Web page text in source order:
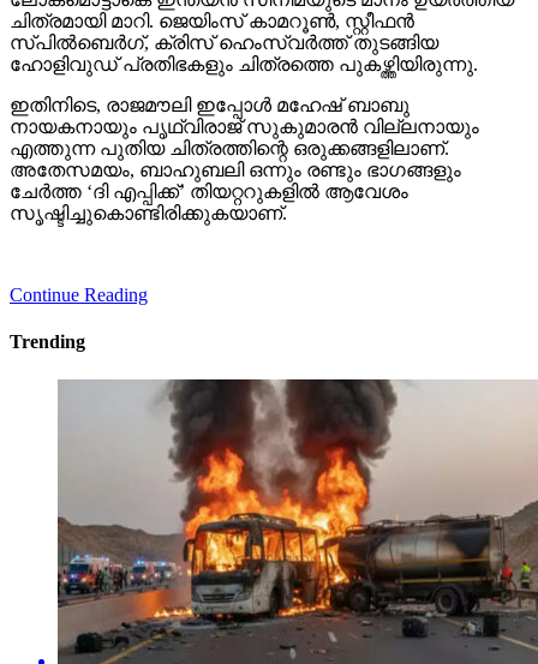
ചിത്രമായി മാറി. ജെയിംസ് കാമറൂണ്‍, സ്റ്റീഫന്‍
സ്പില്‍ബെര്‍ഗ്, ക്രിസ് ഹെംസ്വര്‍ത്ത് തുടങ്ങിയ
ഹോളിവുഡ് പ്രതിഭകളും ചിത്രത്തെ പുകഴ്ത്തിയിരുന്നു.
ഇതിനിടെ, രാജമൗലി ഇപ്പോള്‍ മഹേഷ് ബാബു
നായകനായും പൃഥ്വിരാജ് സുകുമാരന്‍ വില്ലനായും
എത്തുന്ന പുതിയ ചിത്രത്തിന്റെ ഒരുക്കങ്ങളിലാണ്.
അതേസമയം, ബാഹുബലി ഒന്നും രണ്ടും ഭാഗങ്ങളും
ചേര്‍ത്ത ‘ദി എപ്പിക്ക്’ തിയറ്ററുകളില്‍ ആവേശം
സൃഷ്ടിച്ചുകൊണ്ടിരിക്കുകയാണ്.
Continue Reading
Trending